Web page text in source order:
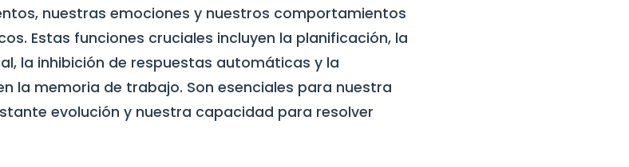
nuestras emociones y nuestros comportamientos
Estas funciones cruciales incluyen la planificación, la
la inhibición de respuestas automáticas y la
la memoria de trabajo. Son esenciales para nuestra
evolución y nuestra capacidad para resolver